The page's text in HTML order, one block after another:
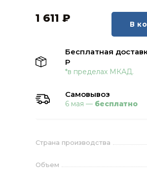
Страна производства
Объем
1 611 ₽ В
Бесплатная
Р
*в пределах МКАД.
Самовывоз
6 мая — бесплатно